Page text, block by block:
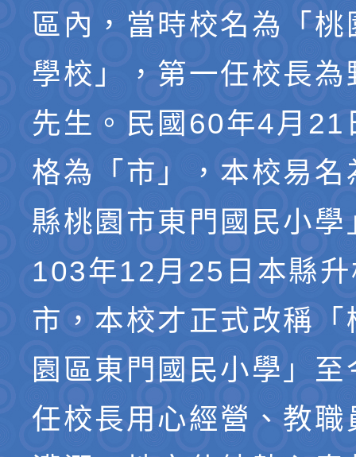
區內，當時校名為「桃
學校」，第一任校長為
先生。民國60年4月21
格為「市」，本校易名
縣桃園市東門國民小學
103年12月25日本縣
市，本校才正式改稱「
園區東門國民小學」
任校長用心經營、教職